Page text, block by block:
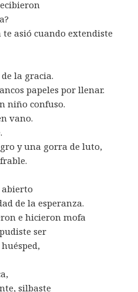
te asió cuando extendiste
la gracia.
papeles por llenar.
niño confuso.
vano.
y una gorra de luto,
abierto
de la esperanza.
e hicieron mofa
ser
silbaste